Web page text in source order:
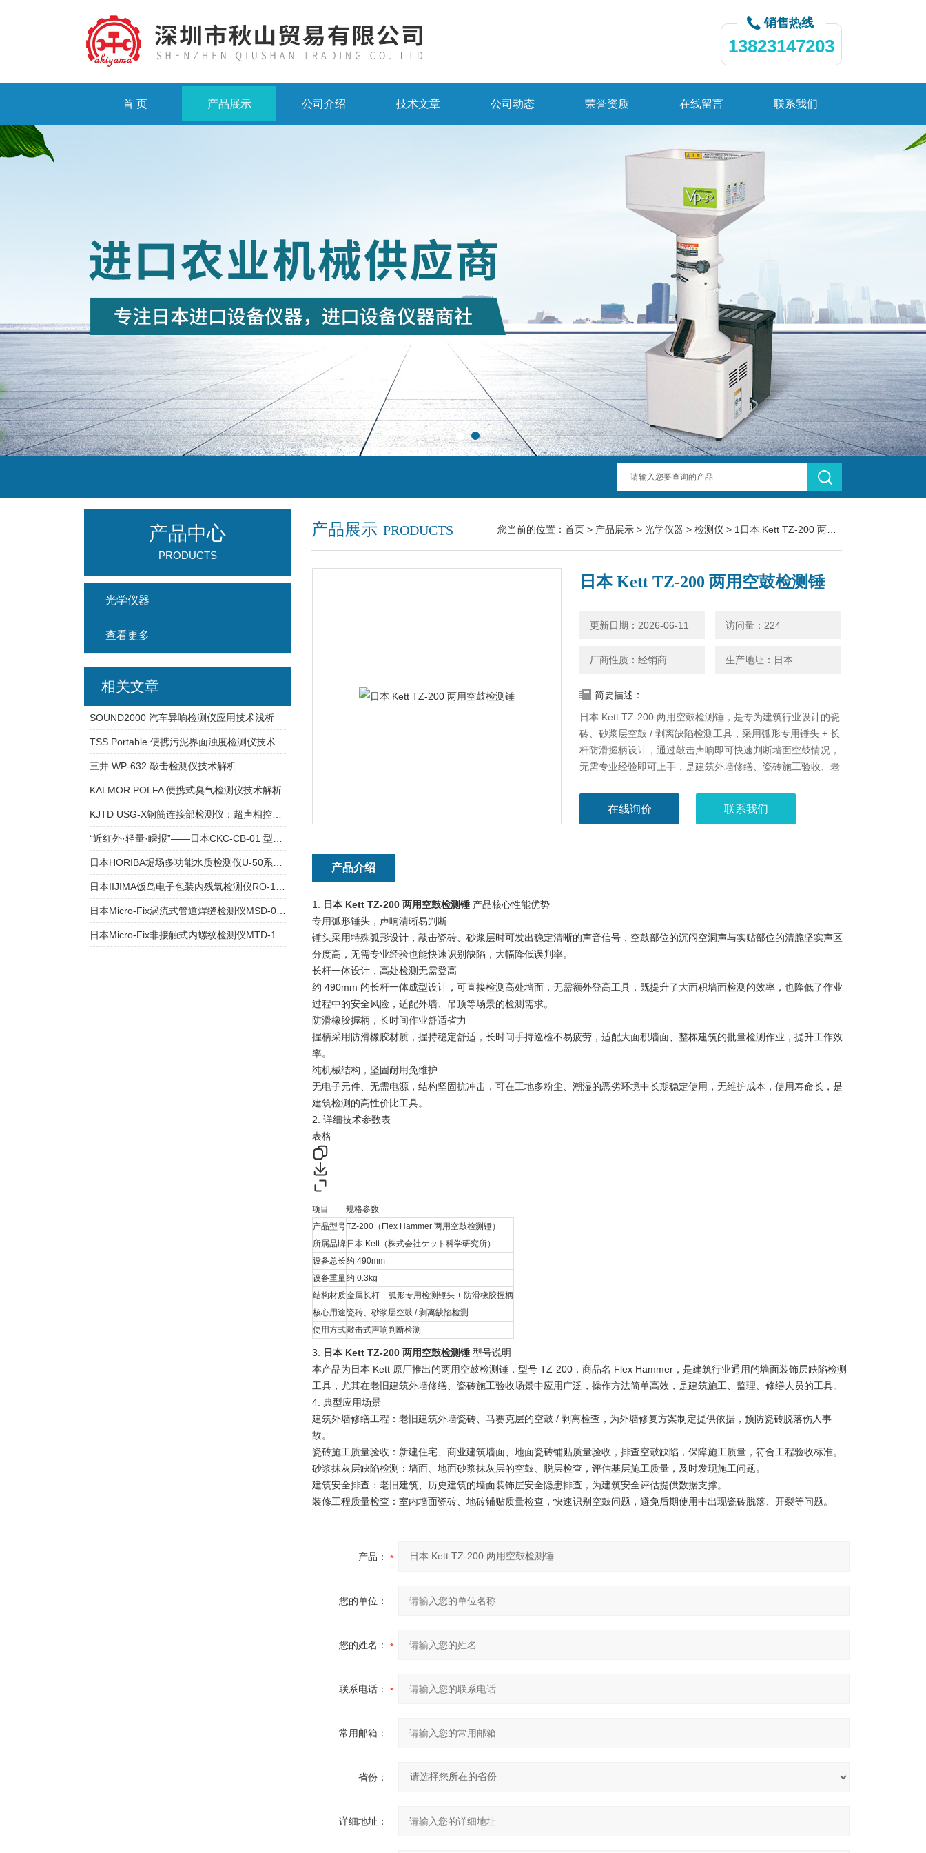
销售热线
13823147203
首 页 产品展示 公司介绍 技术文章 公司动态 荣誉资质 在线留言 联系我们
产品展示 PRODUCTS 您当前的位置： 首页 > 产品展示 > 光学仪器 > 检测仪 > 1日本 Kett TZ-200 两用空鼓检测锤
日本 Kett TZ-200 两用空鼓检测锤
更新日期：2026-06-11 访问量：224
厂商性质：经销商 生产地址：日本
简要描述：
日本 Kett TZ-200 两用空鼓检测锤，是专为建筑行业设计的瓷
砖、砂浆层空鼓 / 剥离缺陷检测工具，采用弧形专用锤头 + 长
杆防滑握柄设计，通过敲击声响即可快速判断墙面空鼓情况，
无需专业经验即可上手，是建筑外墙修缮、瓷砖施工验收、老
在线询价 联系我们
产品介绍
1. 日本 Kett TZ-200 两用空鼓检测锤 产品核心性能优势
专用弧形锤头，声响清晰易判断
锤头采用特殊弧形设计，敲击瓷砖、砂浆层时可发出稳定清晰的声音信号，空鼓部位的沉闷空洞声与实贴部位的清脆坚实声区
分度高，无需专业经验也能快速识别缺陷，大幅降低误判率。
长杆一体设计，高处检测无需登高
约 490mm 的长杆一体成型设计，可直接检测高处墙面，无需额外登高工具，既提升了大面积墙面检测的效率，也降低了作业
过程中的安全风险，适配外墙、吊顶等场景的检测需求。
防滑橡胶握柄，长时间作业舒适省力
握柄采用防滑橡胶材质，握持稳定舒适，长时间手持巡检不易疲劳，适配大面积墙面、整栋建筑的批量检测作业，提升工作效
率。
纯机械结构，坚固耐用免维护
无电子元件、无需电源，结构坚固抗冲击，可在工地多粉尘、潮湿的恶劣环境中长期稳定使用，无维护成本，使用寿命长，是
建筑检测的高性价比工具。
2. 详细技术参数表
表格
项目
规格参数
产品型号TZ-200（Flex Hammer 两用空鼓检测锤）
所属品牌 日本 Kett（株式会社ケット科学研究所）
设备总长约 490mm
设备重量约 0.3kg
结构材质金属长杆 + 弧形专用检测锤头 + 防滑橡胶握柄
核心用途瓷砖、砂浆层空鼓 / 剥离缺陷检测
使用方式敲击式声响判断检测
3. 日本 Kett TZ-200 两用空鼓检测锤 型号说明
本产品为日本 Kett 原厂推出的两用空鼓检测锤 ，型号 TZ-200，商品名 Flex Hammer，是建筑行业通用的墙面装饰层缺陷检测
工具，尤其在老旧建筑外墙修缮、瓷砖施工验收场景中应用广泛，操作方法简单高效，是建筑施工、监理、修缮人员的工具。
4. 典型应用场景
建筑外墙修缮工程 ：老旧建筑外墙瓷砖、马赛克层的空鼓 / 剥离检查，为外墙修复方案制定提供依据，预防瓷砖脱落伤人事
故。
瓷砖施工质量验收 ：新建住宅、商业建筑墙面、地面瓷砖铺贴质量验收，排查空鼓缺陷，保障施工质量，符合工程验收标准。
砂浆抹灰层缺陷检测 ：墙面、地面砂浆抹灰层的空鼓、脱层检查，评估基层施工质量，及时发现施工问题。
建筑安全排查 ：老旧建筑、历史建筑的墙面装饰层安全隐患排查，为建筑安全评估提供数据支撑。
装修工程质量检查 ：室内墙面瓷砖、地砖铺贴质量检查，快速识别空鼓问题，避免后期使用中出现瓷砖脱落、开裂等问题。
产品：
您的单位：
您的姓名：
联系电话：
常用邮箱：
省份：
详细地址：
产品中心
PRODUCTS
光学仪器
查看更多
相关文章
SOUND2000 汽车异响检测仪应用技术浅析
TSS Portable 便携污泥界面浊度检测仪技术浅析
三井 WP-632 敲击检测仪技术解析
KALMOR POLFA 便携式臭气检测仪技术解析
KJTD USG-X钢筋连接部检测仪：超声相控阵技术在结构健康监测中的应用
日本Micro-Fix涡流式管道焊缝检测仪MSD-03：无损检测利器